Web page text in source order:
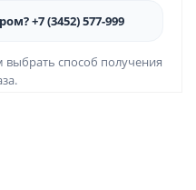
+7 (3452) 577-999
способ получения